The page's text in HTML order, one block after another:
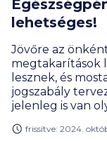
lehetséges!
Jövőre az
megtakarítások
lesznek, és
jogszabály
jelenleg is van
ez most is
frissítve: 2024.